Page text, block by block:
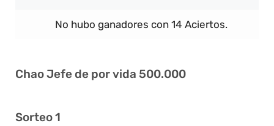
No hubo ganadores con 14 Aciertos.
Chao Jefe de por vida 500.000
Sorteo 1